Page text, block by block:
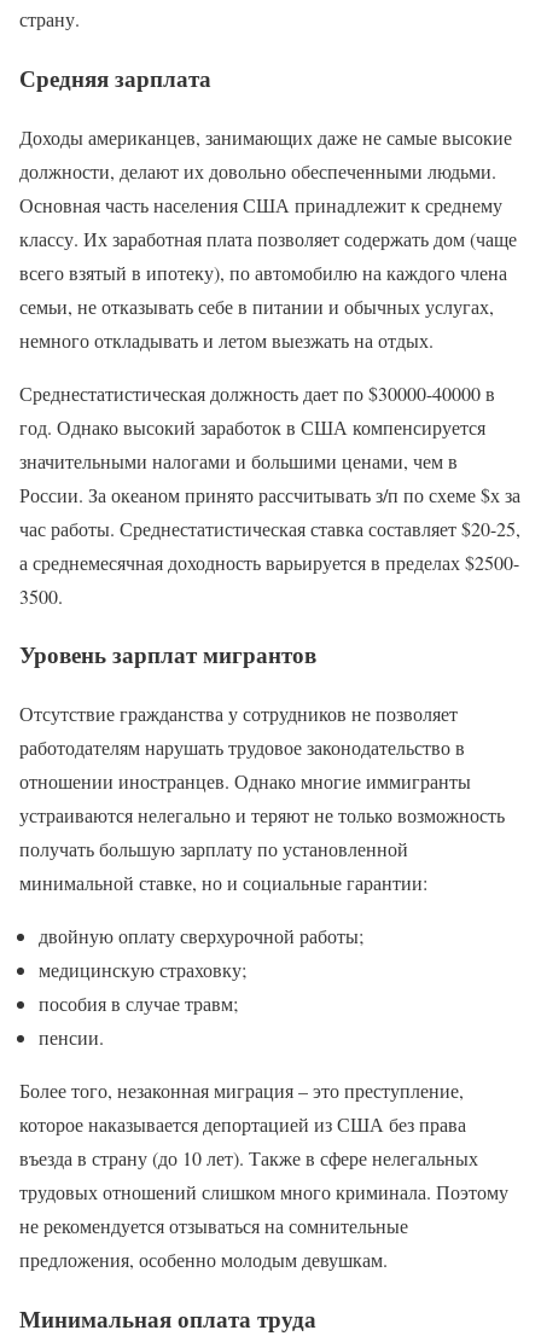
страну.
Средняя зарплата
Доходы американцев, занимающих даже не самые высокие
должности, делают их довольно обеспеченными людьми.
Основная часть населения США принадлежит к среднему
классу. Их заработная плата позволяет содержать дом (чаще
всего взятый в ипотеку), по автомобилю на каждого члена
семьи, не отказывать себе в питании и обычных услугах,
немного откладывать и летом выезжать на отдых.
Среднестатистическая должность дает по $30000-40000 в
год. Однако высокий заработок в США компенсируется
значительными налогами и большими ценами, чем в
России. За океаном принято рассчитывать з/п по схеме $х за
час работы. Среднестатистическая ставка составляет $20-25,
а среднемесячная доходность варьируется в пределах $2500-
3500.
Уровень зарплат мигрантов
Отсутствие гражданства у сотрудников не позволяет
работодателям нарушать трудовое законодательство в
отношении иностранцев. Однако многие иммигранты
устраиваются нелегально и теряют не только возможность
получать большую зарплату по установленной
минимальной ставке, но и социальные гарантии:
двойную оплату сверхурочной работы;
медицинскую страховку;
пособия в случае травм;
пенсии.
Более того, незаконная миграция – это преступление,
которое наказывается депортацией из США без права
въезда в страну (до 10 лет). Также в сфере нелегальных
трудовых отношений слишком много криминала. Поэтому
не рекомендуется отзываться на сомнительные
предложения, особенно молодым девушкам.
Минимальная оплата труда